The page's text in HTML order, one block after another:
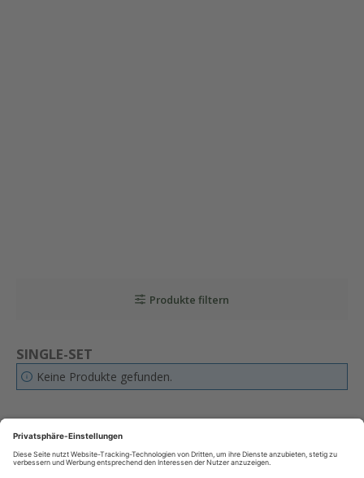
Produkte filtern
SINGLE-SET
Keine Produkte gefunden.
PEICOM GMBH